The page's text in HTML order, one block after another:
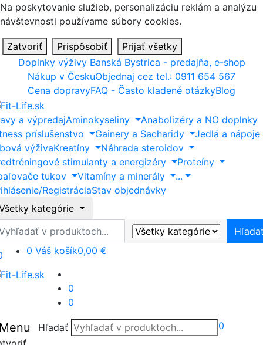
Na poskytovanie služieb, personalizáciu reklám a analýzu
návštevnosti používame súbory cookies.
Zatvoriť Prispôsobiť
Prijať všetky
Doplnky výživy Banská Bystrica - predajňa, e-shop
Nákup v ČeskuObjednaj cez tel.: 0911 654 567
Cena dopravyFAQ - Často kladené otázkyBlog
a výpredajAminokyseliny
Anabolizéry a NO doplnky
príslušenstvo
Gainery a Sacharidy
Jedlá a nápoje
výživaKreatíny
Náhrada steroidov
stimulanty a energizéry
Proteíny
tukov
Vitamíny a minerály
...
RegistráciaStav objednávky
kategórie
0 Váš košík0,00 €
0
0
Hľadať 0